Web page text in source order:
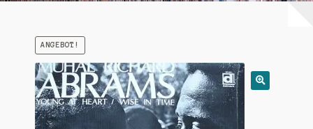
Mein Konto
ANGEBOT!